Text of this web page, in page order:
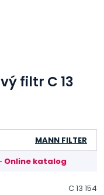
filtr C 13
MANN FILTER
Online katalog
C 13 154